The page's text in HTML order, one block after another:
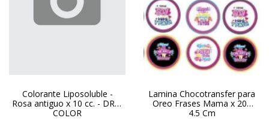
Colorante Liposoluble -
Rosa antiguo x 10 cc. - DRIP
COLOR
Lamina Chocotransfer para
Oreo Frases Mama x 20u
4.5 Cm